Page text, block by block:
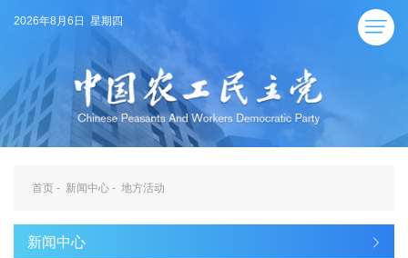
2026年8月6日 星期四
首页 - 新闻中心 - 地方活动
新闻中心